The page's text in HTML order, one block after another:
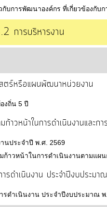
กับการพัฒนาองค์กร ที่เกี่ยวข้องกับ
การบริหารงาน
ร์หรือแผนพัฒนาหน่วยงาน
งถิ่น 5 ปี
ก้าวหน้าในการดำเนินงานแล
นประจำปี พ.ศ. 2569
ก้าวหน้าในการดำเนินงานตามแผ
รดำเนินงาน ประจำปีงบประ
รดำเนินงาน ประจำปีงบประมาณ